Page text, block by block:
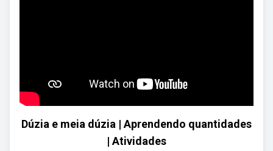
Dúzia e meia dúzia | Aprendendo quantidades
| Atividades